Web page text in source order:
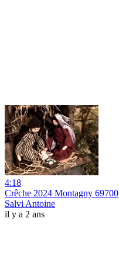
4:18
Crêche 2024 Montagny 69700
Salvi Antoine
il y a 2 ans